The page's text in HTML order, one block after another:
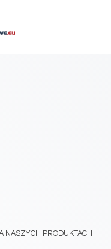
NASZYCH PRODUKTACH